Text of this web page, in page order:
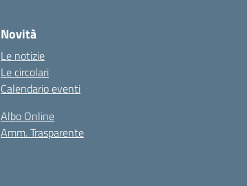
Novità
Le notizie
Le circolari
Calendario eventi
Albo Online
Amm. Trasparente